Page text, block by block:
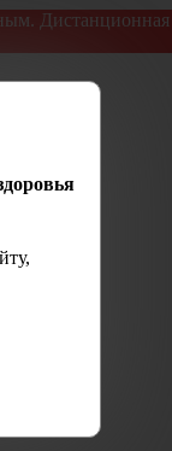
Дистанционная